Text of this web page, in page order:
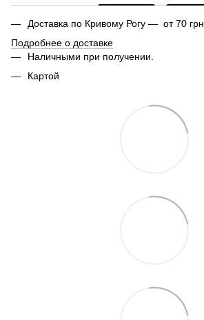
Доставка по Кривому Рогу — от 70 грн.
Подробнее о доставке
Наличными при получении.
Картой